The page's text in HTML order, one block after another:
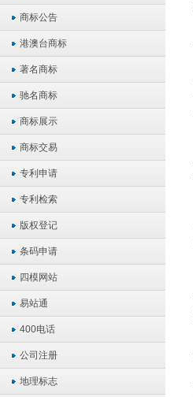
商标公告
港澳台商标
著名商标
驰名商标
商标展示
商标交易
专利申请
专利检索
版权登记
条码申请
四模网站
易站通
400电话
公司注册
地理标志